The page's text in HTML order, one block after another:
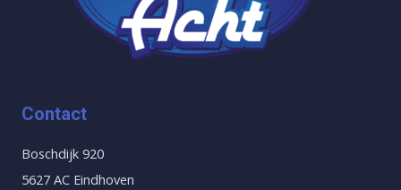
Contact
Boschdijk 920
5627 AC Eindhoven